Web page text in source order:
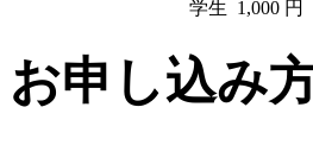
学生 1,000 円
お申し込み